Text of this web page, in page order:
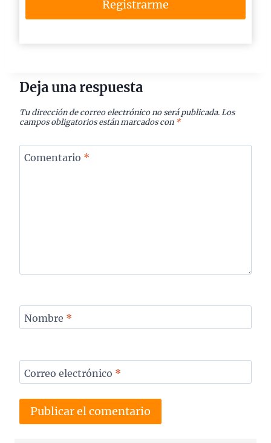
Registrarme
Deja una respuesta
Tu dirección de correo electrónico no será publicada. Los
campos obligatorios están marcados con *
Comentario *
Nombre *
Correo electrónico *